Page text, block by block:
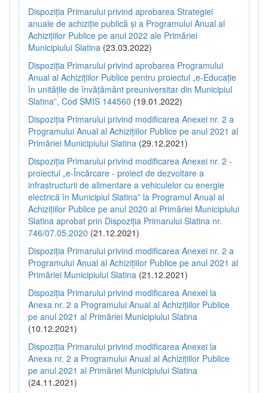
Dispoziția Primarului privind aprobarea Strategiei
anuale de achiziție publică și a Programului Anual al
Achizițiilor Publice pe anul 2022 ale Primăriei
Municipiului Slatina (23.03.2022)
Dispoziția Primarului privind aprobarea Programului
Anual al Achizițiilor Publice pentru proiectul „e-Educație
în unitățile de învățământ preuniversitar din Municipiul
Slatina”, Cod SMIS 144560 (19.01.2022)
Dispoziția Primarului privind modificarea Anexei nr. 2 a
Programului Anual al Achizițiilor Publice pe anul 2021 al
Primăriei Municipiului Slatina (29.12.2021)
Dispoziția Primarului privind modificarea Anexei nr. 2 -
proiectul „e-Încărcare - proiect de dezvoltare a
infrastructurii de alimentare a vehiculelor cu energie
electrică în Municipiul Slatina” la Programul Anual al
Achizițiilor Publice pe anul 2020 al Primăriei Municipiului
Slatina aprobat prin Dispoziția Primarului Slatina nr.
746/07.05.2020 (21.12.2021)
Dispoziția Primarului privind modificarea Anexei nr. 2 a
Programului Anual al Achizițiilor Publice pe anul 2021 al
Primăriei Municipiului Slatina (21.12.2021)
Dispoziția Primarului privind modificarea Anexei la
Anexa nr. 2 a Programului Anual al Achizițiilor Publice
pe anul 2021 al Primăriei Municipiului Slatina
(10.12.2021)
Dispoziția Primarului privind modificarea Anexei la
Anexa nr. 2 a Programului Anual al Achizițiilor Publice
pe anul 2021 al Primăriei Municipiului Slatina
(24.11.2021)